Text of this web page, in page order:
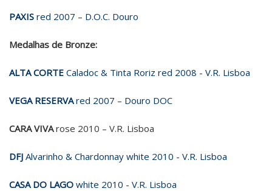
PAXIS red 2007 – D.O.C. Douro
Medalhas de Bronze:
ALTA CORTE Caladoc & Tinta Roriz red 2008 - V.R. Lisboa
VEGA RESERVAred 2007 – Douro DOC
CARA VIVArose 2010 – V.R. Lisboa
DFJ Alvarinho & Chardonnay white 2010 - V.R. Lisboa
CASA DO LAGO white 2010 - V.R. Lisboa